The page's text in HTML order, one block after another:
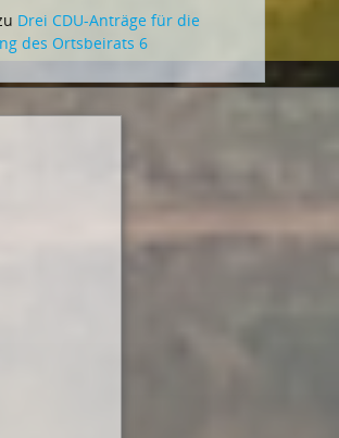
Drei CDU-Anträge für die
des Ortsbeirats 6